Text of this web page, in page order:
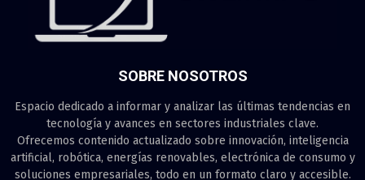
SOBRE NOSOTROS
Espacio dedicado a informar y analizar las últimas tendencias en
tecnología y avances en sectores industriales clave.
Ofrecemos contenido actualizado sobre innovación, inteligencia
artificial, robótica, energías renovables, electrónica de consumo y
soluciones empresariales, todo en un formato claro y accesible.